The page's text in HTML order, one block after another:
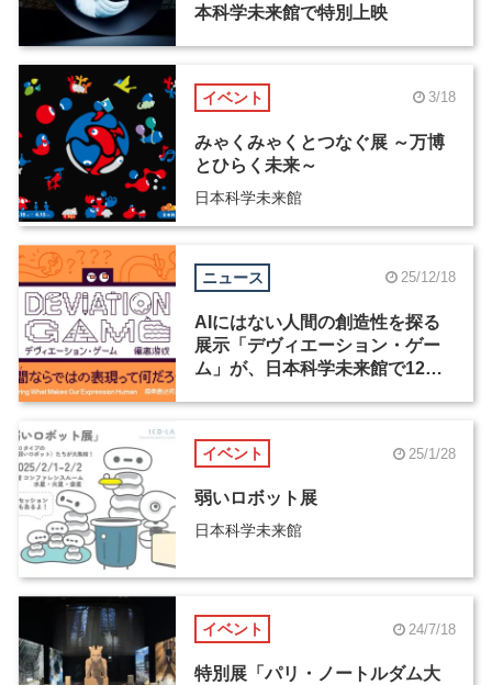
本科学未来館で特別上映
イベント 3/18
みゃくみゃくとつなぐ展 ～万博
とひらく未来～
日本科学未来館
ニュース 25/12/18
AIにはない人間の創造性を探る
展示「デヴィエーション・ゲー
ム」が、日本科学未来館で12月
イベント 25/1/28
弱いロボット展
日本科学未来館
イベント 24/7/18
特別展「パリ・ノートルダム大